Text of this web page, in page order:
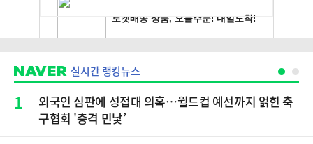
실시간 랭킹뉴스
1
외국인 심판에 성접대 의혹…월드컵 예선까지 얽힌 축
구협회 '충격 민낯’